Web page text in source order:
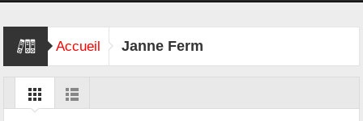
Accueil Janne Ferm